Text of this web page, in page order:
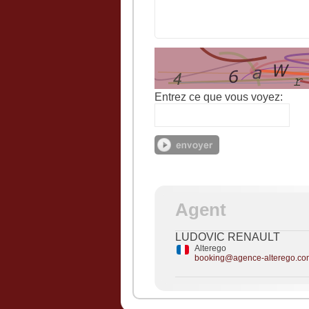
Entrez ce que vous voyez:
Agent
LUDOVIC RENAULT
Alterego
booking@agence-